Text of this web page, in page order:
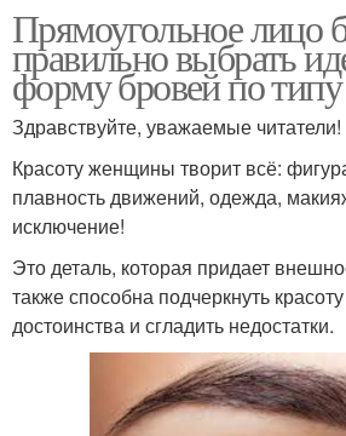
Прямоугольное лицо
правильно выбрать
форму бровей по
Здравствуйте, уважаемые читатели!
Красоту женщины творит всё:
плавность движений, одежда,
исключение!
Это деталь, которая придает
также способна подчеркнуть
достоинства и сгладить недостатки.